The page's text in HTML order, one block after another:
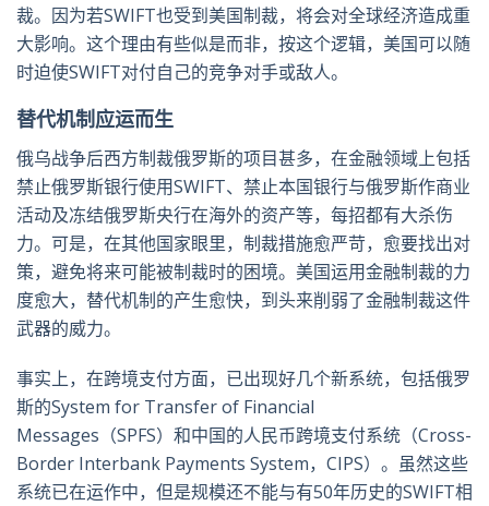
裁。因为若SWIFT也受到美国制裁，将会对全球经济造成重
大影响。这个理由有些似是而非，按这个逻辑，美国可以随
时迫使SWIFT对付自己的竞争对手或敌人。
替代机制应运而生
俄乌战争后西方制裁俄罗斯的项目甚多，在金融领域上包括
禁止俄罗斯银行使用SWIFT、禁止本国银行与俄罗斯作商业
活动及冻结俄罗斯央行在海外的资产等，每招都有大杀伤
力。可是，在其他国家眼里，制裁措施愈严苛，愈要找出对
策，避免将来可能被制裁时的困境。美国运用金融制裁的力
度愈大，替代机制的产生愈快，到头来削弱了金融制裁这件
武器的威力。
事实上，在跨境支付方面，已出现好几个新系统，包括俄罗
斯的System for Transfer of Financial
Messages（SPFS）和中国的人民币跨境支付系统（Cross-
Border Interbank Payments System，CIPS）。虽然这些
系统已在运作中，但是规模还不能与有50年历史的SWIFT相